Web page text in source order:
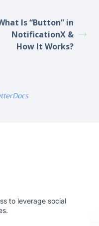
Is “Button” in
NotificationX &
How It Works?
to leverage social